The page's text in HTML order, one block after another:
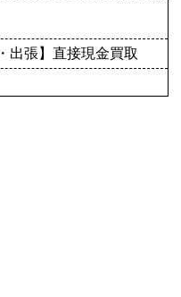
出張】直接現金買取